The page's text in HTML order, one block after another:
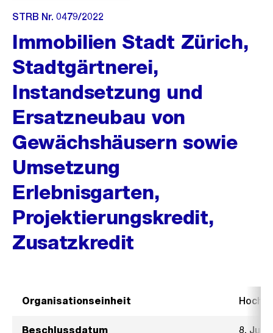
STRB Nr. 0479/2022
Immobilien Stadt Zürich,
Stadtgärtnerei,
Instandsetzung und
Ersatzneubau von
Gewächshäusern sowie
Umsetzung
Erlebnisgarten,
Projektierungskredit,
Zusatzkredit
Organisationseinheit
Beschlussdatum 8. Juni